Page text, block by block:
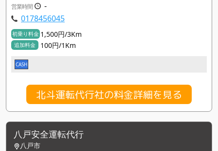
営業時間
-
0178456045
初乗り料金 1,500円/3Km
追加料金 100円/1Km
CASH
北斗運転代行社の料金詳細を見る
八戸安全運転代行
八戸市